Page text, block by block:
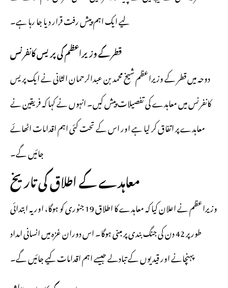
لیے ایک اہم پیش رفت قرار دیا جا رہا ہے۔
قطر کے وزیراعظم کی پریس کانفرنس
دوحہ میں قطر کے وزیراعظم شیخ محمد بن عبدالرحمان الثانی نے ایک پریس
کانفرنس میں معاہدے کی تفصیلات پیش کیں۔ انہوں نے کہا کہ فریقین نے
معاہدے پر اتفاق کر لیا ہے اور اس کے تحت کئی اہم اقدامات اٹھائے
جائیں گے۔
معاہدے کے اطلاق کی تاریخ
وزیراعظم نے اعلان کیا کہ معاہدے کا اطلاق 19 جنوری کو ہوگا، اور یہ ابتدائی
طور پر 42 دن کی جنگ بندی پر مبنی ہوگا۔ اس دوران غزہ میں انسانی امداد
پہنچانے اور قیدیوں کے تبادلے جیسے اہم اقدامات کیے جائیں گے۔